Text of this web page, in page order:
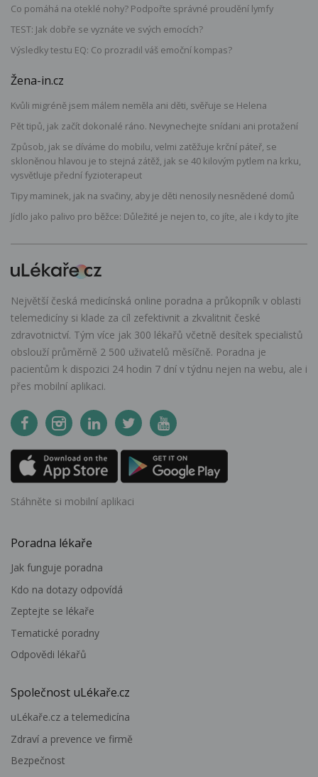
Co pomáhá na oteklé nohy? Podpořte správné proudění lymfy
TEST: Jak dobře se vyznáte ve svých emocích?
Výsledky testu EQ: Co prozradil váš emoční kompas?
Žena-in.cz
Kvůli migréně jsem málem neměla ani děti, svěřuje se Helena
Pět tipů, jak začít dokonalé ráno. Nevynechejte snídani ani protažení
Způsob, jak se díváme do mobilu, velmi zatěžuje krční páteř, se
skloněnou hlavou je to stejná zátěž, jak se 40 kilovým pytlem na krku,
vysvětluje přední fyzioterapeut
Tipy maminek, jak na svačiny, aby je děti nenosily nesnědené domů
Jídlo jako palivo pro běžce: Důležité je nejen to, co jíte, ale i kdy to jíte
Největší česká medicínská online poradna a průkopník v oblasti
telemedicíny si klade za cíl zefektivnit a zkvalitnit české
zdravotnictví. Tým více jak 300 lékařů včetně desítek specialistů
obslouží průměrně 2 500 uživatelů měsíčně. Poradna je
pacientům k dispozici 24 hodin 7 dní v týdnu nejen na webu, ale i
přes mobilní aplikaci.
Stáhněte si mobilní aplikaci
Poradna lékaře
Jak funguje poradna
Kdo na dotazy odpovídá
Zeptejte se lékaře
Tematické poradny
Odpovědi lékařů
Společnost uLékaře.cz
uLékaře.cz a telemedicína
Zdraví a prevence ve firmě
Bezpečnost